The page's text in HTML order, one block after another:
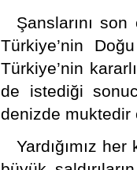
Şanslarını
Türkiye’nin
Türkiye’nin
de istediği
denizde muktedir
Yardığımız